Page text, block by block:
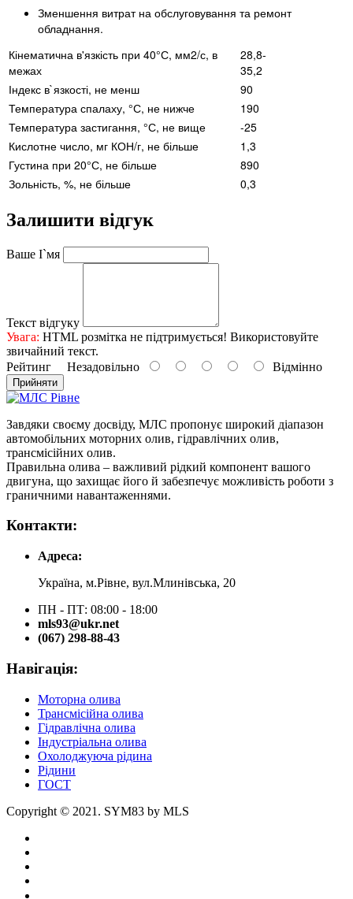
Зменшення витрат на обслуговування та ремонт
обладнання.
Кінематична в'язкість при 40°С, мм2/с, в
межах
28,8-
35,2
Індекс в`язкості, не менш
90
Температура спалаху, °С, не нижче
190
Температура застигання, °С, не вище
-25
Кислотне число, мг КОН/г, не більше
1,3
Густина при 20°С, не більше
890
Зольність, %, не більше
0,3
Залишити відгук
Ваше І`мя
Текст відгуку
Увага: HTML розмітка не підтримується! Використовуйте
звичайний текст.
Рейтинг Незадовільно Відмінно
Прийняти
Завдяки своєму досвіду, МЛС пропонує широкий діапазон
автомобільних моторних олив, гідравлічних олив,
трансмісійних олив.
Правильна олива – важливий рідкий компонент вашого
двигуна, що захищає його й забезпечує можливість роботи з
граничними навантаженнями.
Контакти:
Адреса:
Україна, м.Рівне, вул.Млинівська, 20
ПН - ПТ: 08:00 - 18:00
mls93@ukr.net
(067) 298-88-43
Навігація:
Моторна олива
Трансмісійна олива
Гідравлічна олива
Індустріальна олива
Охолоджуюча рідина
Рідини
ГОСТ
Copyright © 2021. SYM83 by MLS